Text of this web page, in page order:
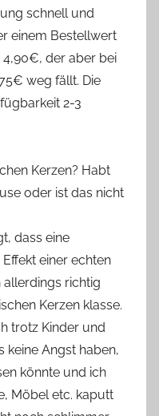
schnell und
einem Bestellwert
der aber bei
weg fällt. Die
2-3
Kerzen? Habt
oder ist das nicht
dass eine
Effekt einer echten
allerdings richtig
Kerzen klasse.
trotz Kinder und
keine Angst haben,
könnte und ich
Möbel etc. kaputt